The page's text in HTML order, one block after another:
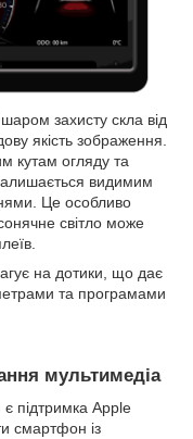
захисту скла від
якість зображення.
кутам огляду та
видимим
Це особливо
світло може
на дотики, що дає
та програмами
мультимедіа
підтримка Apple
смартфон із